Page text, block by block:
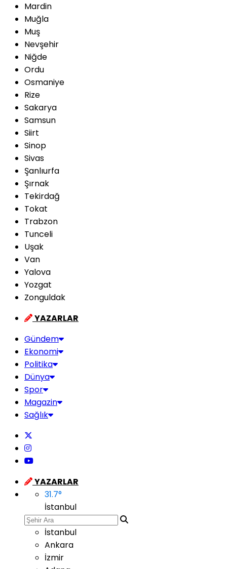
Mardin
Muğla
Muş
Nevşehir
Niğde
Ordu
Osmaniye
Rize
Sakarya
Samsun
Siirt
Sinop
Sivas
Şanlıurfa
Şırnak
Tekirdağ
Tokat
Trabzon
Tunceli
Uşak
Van
Yalova
Yozgat
Zonguldak
YAZARLAR
Gündem
Ekonomi
Politika
Dünya
Spor
Magazin
Sağlık
YAZARLAR
31.7°
İstanbul
İstanbul
Ankara
İzmir